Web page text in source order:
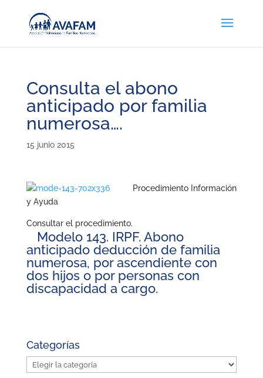
Consulta el abono
anticipado por familia
numerosa….
15 junio 2015
Procedimiento Información
y Ayuda
Consultar el procedimiento.
Modelo 143. IRPF. Abono
anticipado deducción de familia
numerosa, por ascendiente con
dos hijos o por personas con
discapacidad a cargo.
Categorías
Categorías